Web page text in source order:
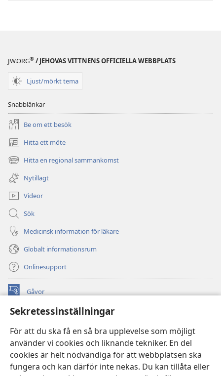
Sekretessinställningar
För att du ska få en så bra upplevelse som möjligt
använder vi cookies och liknande tekniker. En del
cookies är helt nödvändiga för att webbplatsen ska
fungera och kan därför inte nekas. Du kan tillåta eller
JW.ORG® / JEHOVAS VITTNENS OFFICIELLA WEBBPLATS
Ljust/mörkt tema
Snabblänkar
Be om ett besök
Hitta ett möte
(öppnar
nytt
fönster)
Hitta en regional sammankomst
(öppnar
nytt
fönster)
Nytillagt
Videor
Sök
Medicinsk information för läkare
Globalt informationsrum
Onlinesupport
Gåvor
(öppnar
fönster) Watchtower ONLINE LIBRARY™
nytt
fönster)JW Hub ®
(öppnar
nytt
fönster)JW Library